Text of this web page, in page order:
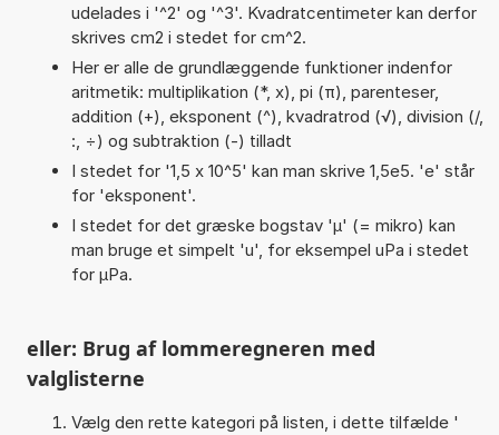
udelades i '^2' og '^3'. Kvadratcentimeter kan derfor
skrives cm2 i stedet for cm^2.
Her er alle de grundlæggende funktioner indenfor
aritmetik: multiplikation (*, x), pi (π), parenteser,
addition (+), eksponent (^), kvadratrod (√), division (/,
:, ÷) og subtraktion (-) tilladt
I stedet for '1,5 x 10^5' kan man skrive 1,5e5. 'e' står
for 'eksponent'.
I stedet for det græske bogstav 'µ' (= mikro) kan
man bruge et simpelt 'u', for eksempel uPa i stedet
for µPa.
eller: Brug af lommeregneren med
valglisterne
Vælg den rette kategori på listen, i dette tilfælde '